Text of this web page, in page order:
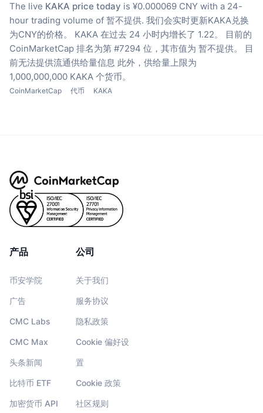
The live KAKA price today is ¥0.000069 CNY with a 24-
hour trading volume of 暂不提供. 我们会实时更新KAKA兑换
为CNY的价格。
KAKA 在过去 24 小时内增长了 1.22。
目前的
CoinMarketCap 排名为第 #7294 位，其市值为 暂不提供。
目
前无法提供流通供给量信息 此外，供给量上限为
1,000,000,000 KAKA 个货币。
CoinMarketCap 代币 KAKA
产品
币安学院
广告
CMC Labs
CMC Max
头条新闻
比特币 ETF
加密货币 API
公司
关于我们
服务协议
隐私政策
Cookie 偏好设
置
Cookie 政策
社区规则